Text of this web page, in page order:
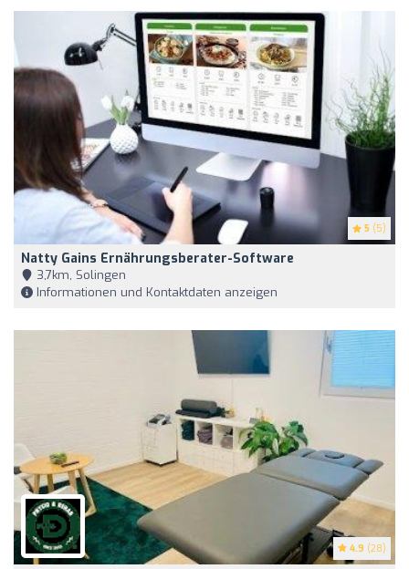
5 (5)
Natty Gains Ernährungsberater-Software
3,7km, Solingen
Informationen und Kontaktdaten anzeigen
4.9 (28)